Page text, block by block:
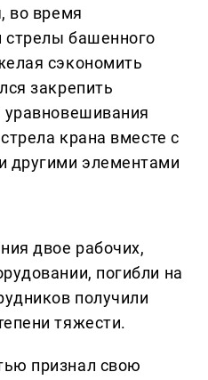
во время
стрелы башенного
сэкономить
закрепить
уравновешивания
крана вместе с
другими элементами
двое рабочих,
погибли на
получили
тяжести.
признал свою